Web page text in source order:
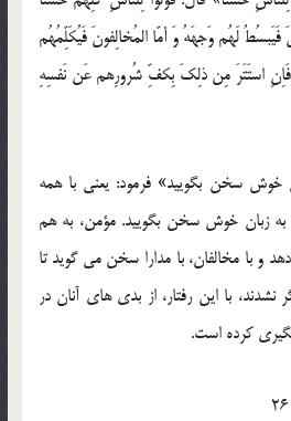
فَيَبسُطُ لَهُم وَجهَهُ وَ أمّا المُخالِفونَ فَيُكَلِّمُهُم
فَاِنِ استَتَرَ مِن ذلِكَ بِكفِّ شُرورِهم عَن نَفسِهِ
خوش سخن بگوييد» فرمود: يعنى با همه
زبان خوش سخن بگوييد. مؤمن، به هم
با مخالفان، با مدارا سخن مى گويد تا
با اين رفتار، از بدى هاى آنان در
كرده است.